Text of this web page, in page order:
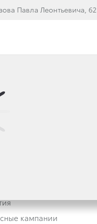
Павла Леонтьевича, 62
кампании